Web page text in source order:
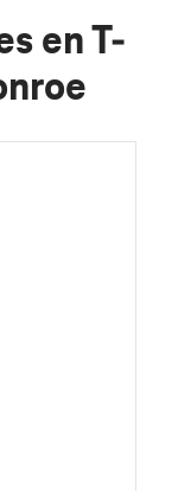
en T-